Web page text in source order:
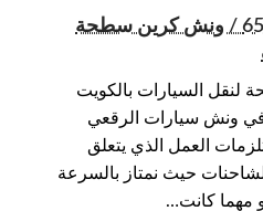
ونش الرقعي / 65557275 / ونش كرين سطحة
لنقل السيارات بالكويت
ونش سيارات الرقعي
العمل الذي يتعلق
حيث نمتاز بالسرعة
مهما كانت…